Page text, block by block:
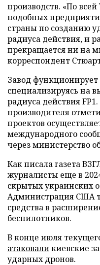
производств. «По
подобных
страны по созданию
радиуса действия, и
прекращается ни на
корреспондент
Завод
специализируясь на
радиуса действия
производителя
проектов
международного
через министерство
Как писала газета
журналисты еще в
скрытых украинских
Администрация США
средства в
беспилотников.
В конце июля
атаковаликиевские
ударных дронов.